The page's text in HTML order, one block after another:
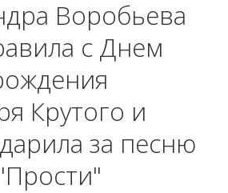
Воробьева
с Днем
Крутого и
за песню